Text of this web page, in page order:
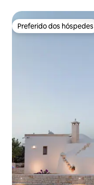
Preferido dos hóspedes
Preferido dos hóspedes